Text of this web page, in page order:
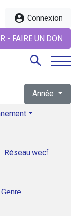
account_circle Connexion
- FAIRE UN DON
search
Année
Réseau wecf
Genre